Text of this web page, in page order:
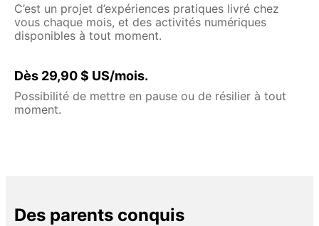
C’est un projet d’expériences pratiques livré chez
vous chaque mois, et des activités numériques
disponibles à tout moment.
Dès 29,90 $ US/mois.
Possibilité de mettre en pause ou de résilier à tout
moment.
Des parents conquis